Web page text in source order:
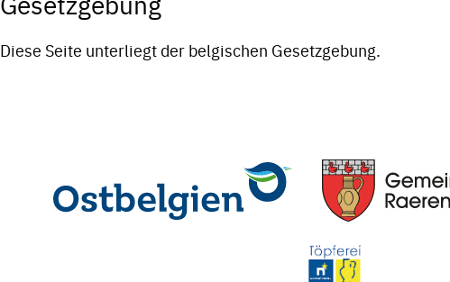
Diese Seite unterliegt der belgischen Gesetzgebung.